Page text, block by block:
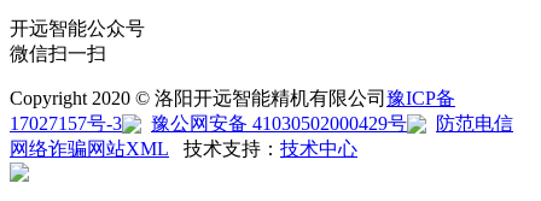
开远智能公众号
微信扫一扫
Copyright 2020 © 洛阳开远智能精机有限公司 豫ICP备
17027157号-3
豫公网安备 41030502000429号
防范电信
网络诈骗网站XML 技术支持： 技术中心